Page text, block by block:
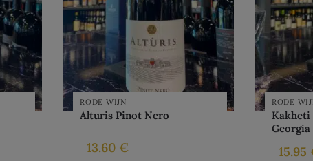
RODE WIJN
Alturis Pinot Nero
13.60 €
RODE
Kakheti
Georgia
15.95